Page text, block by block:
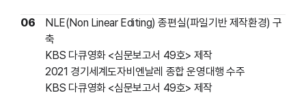
06
NLE(Non Linear Editing) 종편실(파일기반 제작환경) 구
축
KBS 다큐영화 <심문보고서 49호> 제작
2021 경기세계도자비엔날레 종합 운영대행 수주
KBS 다큐영화 <심문보고서 49호> 제작